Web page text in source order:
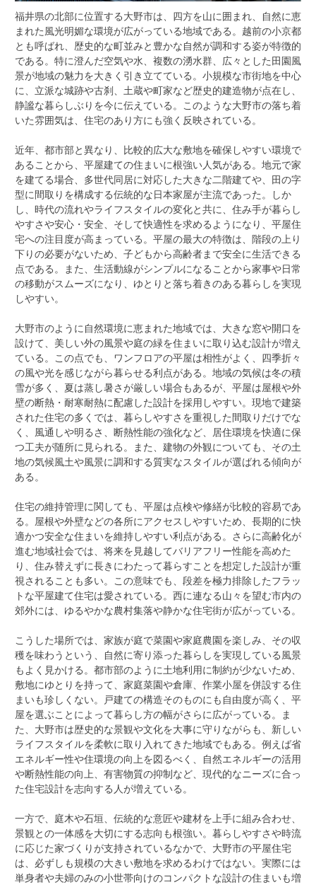
福井県の北部に位置する大野市は、四方を山に囲まれ、自然に恵
まれた風光明媚な環境が広がっている地域である。 越前の小京都
とも呼ばれ、歴史的な町並みと豊かな自然が調和する姿が特徴的
である。特に澄んだ空気や水、複数の湧水群、広々とした田園風
景が地域の魅力を大きく引き立てている。小規模な市街地を中心
に、立派な城跡や古刹、土蔵や町家など歴史的建造物が点在し、
静謐な暮らしぶりを今に伝えている。このような大野市の落ち着
いた雰囲気は、住宅のあり方にも強く反映されている。
近年、都市部と異なり、比較的広大な敷地を確保しやすい環境で
あることから、平屋建ての住まいに根強い人気がある。地元で家
を建てる場合、多世代同居に対応した大きな二階建てや、田の字
型に間取りを構成する伝統的な日本家屋が主流であった。しか
し、時代の流れやライフスタイルの変化と共に、住み手が暮らし
やすさや安心・安全、そして快適性を求めるようになり、平屋住
宅への注目度が高まっている。平屋の最大の特徴は、階段の上り
下りの必要がないため、子どもから高齢者まで安全に生活できる
点である。また、生活動線がシンプルになることから家事や日常
の移動がスムーズになり、ゆとりと落ち着きのある暮らしを実現
しやすい。
大野市のように自然環境に恵まれた地域では、大きな窓や開口を
設けて、美しい外の風景や庭の緑を住まいに取り込む設計が増え
ている。この点でも、ワンフロアの平屋は相性がよく、四季折々
の風や光を感じながら暮らせる利点がある。地域の気候は冬の積
雪が多く、夏は蒸し暑さが厳しい場合もあるが、平屋は屋根や外
壁の断熱・耐寒耐熱に配慮した設計を採用しやすい。現地で建築
された住宅の多くでは、暮らしやすさを重視した間取りだけでな
く、風通しや明るさ、断熱性能の強化など、居住環境を快適に保
つ工夫が随所に見られる。また、建物の外観についても、その土
地の気候風土や風景に調和する質実なスタイルが選ばれる傾向が
ある。
住宅の維持管理に関しても、平屋は点検や修繕が比較的容易であ
る。屋根や外壁などの各所にアクセスしやすいため、長期的に快
適かつ安全な住まいを維持しやすい利点がある。さらに高齢化が
進む地域社会では、将来を見越してバリアフリー性能を高めた
り、住み替えずに長きにわたって暮らすことを想定した設計が重
視されることも多い。この意味でも、段差を極力排除したフラッ
トな平屋建て住宅は愛されている。西に連なる山々を望む市内の
郊外には、ゆるやかな農村集落や静かな住宅街が広がっている。
こうした場所では、家族が庭で菜園や家庭農園を楽しみ、その収
穫を味わうという、自然に寄り添った暮らしを実現している風景
もよく見かける。都市部のように土地利用に制約が少ないため、
敷地にゆとりを持って、家庭菜園や倉庫、作業小屋を併設する住
まいも珍しくない。戸建ての構造そのものにも自由度が高く、平
屋を選ぶことによって暮らし方の幅がさらに広がっている。ま
た、大野市は歴史的な景観や文化を大事に守りながらも、新しい
ライフスタイルを柔軟に取り入れてきた地域でもある。例えば省
エネルギー性や住環境の向上を図るべく、自然エネルギーの活用
や断熱性能の向上、有害物質の抑制など、現代的なニーズに合っ
た住宅設計を志向する人が増えている。
一方で、庭木や石垣、伝統的な意匠や建材を上手に組み合わせ、
景観との一体感を大切にする志向も根強い。暮らしやすさや時流
に応じた家づくりが支持されているなかで、大野市の平屋住宅
は、必ずしも規模の大きい敷地を求めるわけではない。実際には
単身者や夫婦のみの小世帯向けのコンパクトな設計の住まいも増